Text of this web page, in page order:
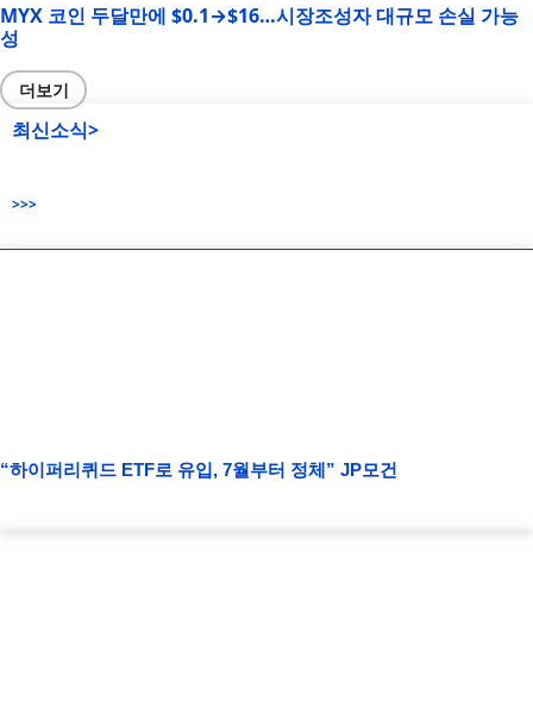
MYX 코인 두달만에 $0.1→$16…시장조성자 대규모 손실 가능
성
더보기
최신소식>
>>>
“하이퍼리퀴드 ETF로 유입, 7월부터 정체” JP모건